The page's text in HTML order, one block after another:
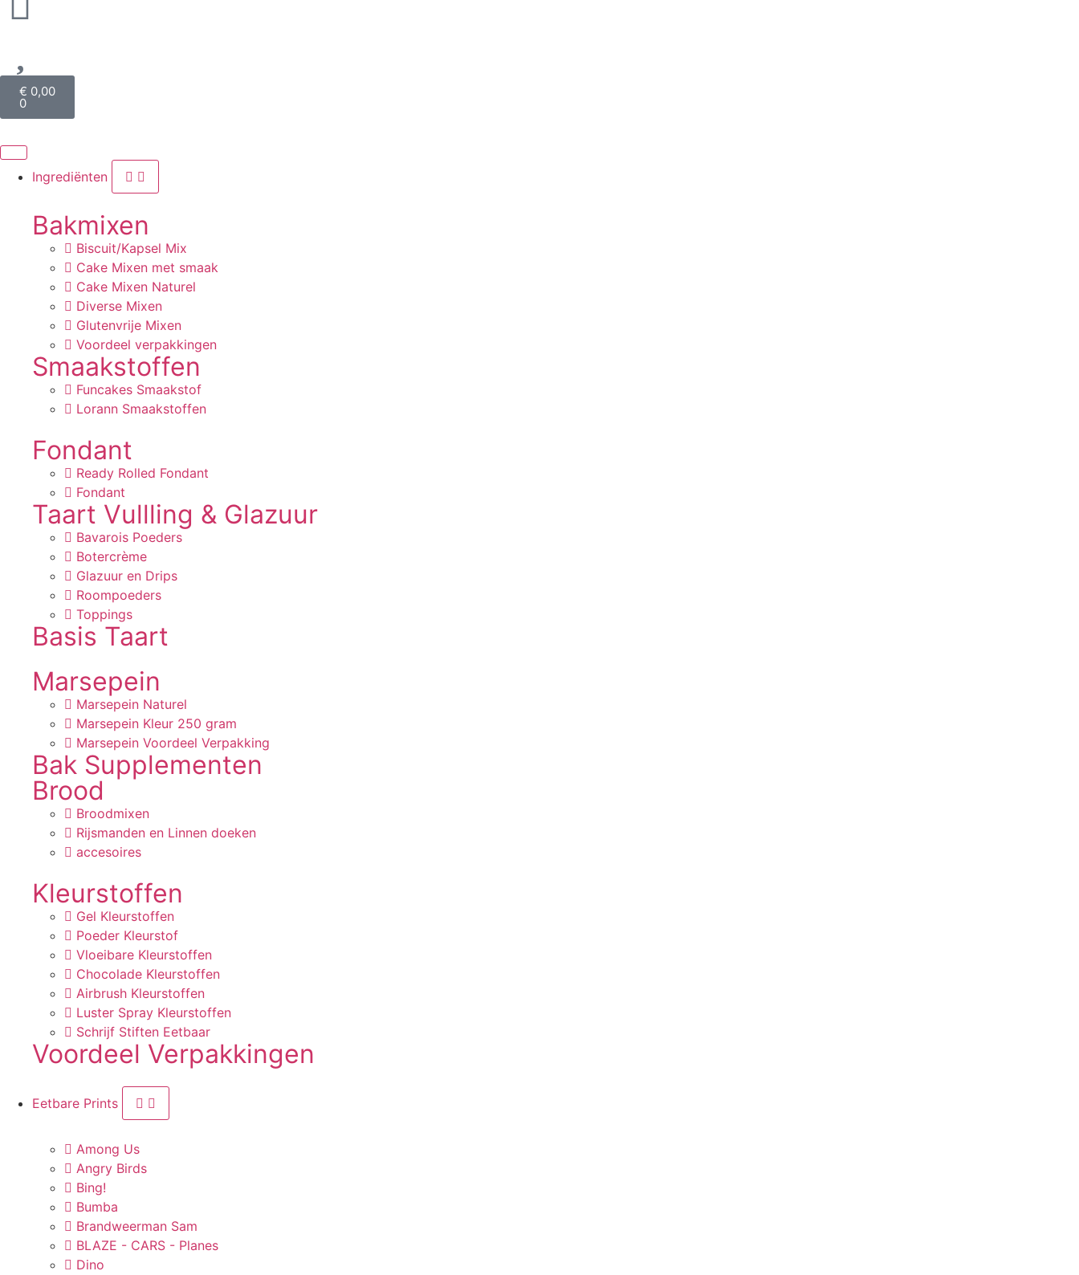
€ 0,00
0
Ingrediënten
Bakmixen
Biscuit/Kapsel Mix
Cake Mixen met smaak
Cake Mixen Naturel
Diverse Mixen
Glutenvrije Mixen
Voordeel verpakkingen
Smaakstoffen
Funcakes Smaakstof
Lorann Smaakstoffen
Fondant
Ready Rolled Fondant
Fondant
Taart Vullling & Glazuur
Bavarois Poeders
Botercrème
Glazuur en Drips
Roompoeders
Toppings
Basis Taart
Marsepein
Marsepein Naturel
Marsepein Kleur 250 gram
Marsepein Voordeel Verpakking
Bak Supplementen
Brood
Broodmixen
Rijsmanden en Linnen doeken
accesoires
Kleurstoffen
Gel Kleurstoffen
Poeder Kleurstof
Vloeibare Kleurstoffen
Chocolade Kleurstoffen
Airbrush Kleurstoffen
Luster Spray Kleurstoffen
Schrijf Stiften Eetbaar
Voordeel Verpakkingen
Eetbare Prints
Among Us
Angry Birds
Bing!
Bumba
Brandweerman Sam
BLAZE - CARS - Planes
Dino